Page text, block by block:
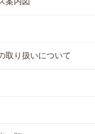
取り扱いについて